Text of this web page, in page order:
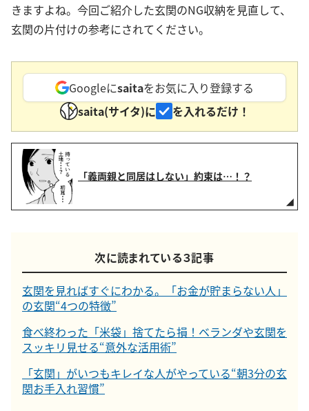
きますよね。今回ご紹介した玄関のNG収納を見直して、
玄関の片付けの参考にされてください。
Googleにsaitaをお気に入り登録する
saita(サイタ)に
を入れるだけ！
「義両親と同居はしない」約束は…！？
次に読まれている３記事
玄関を見ればすぐにわかる。「お金が貯まらない人」
の玄関“4つの特徴”
食べ終わった「米袋」捨てたら損！ベランダや玄関を
スッキリ見せる“意外な活用術”
「玄関」がいつもキレイな人がやっている“朝3分の玄
関お手入れ習慣”